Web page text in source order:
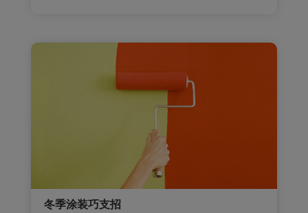
冬季涂装巧支招